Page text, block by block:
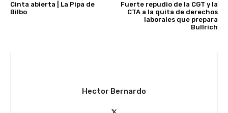
Cinta abierta | La Pipa de
Bilbo
Fuerte repudio de la CGT y la
CTA a la quita de derechos
laborales que prepara
Bullrich
Hector Bernardo